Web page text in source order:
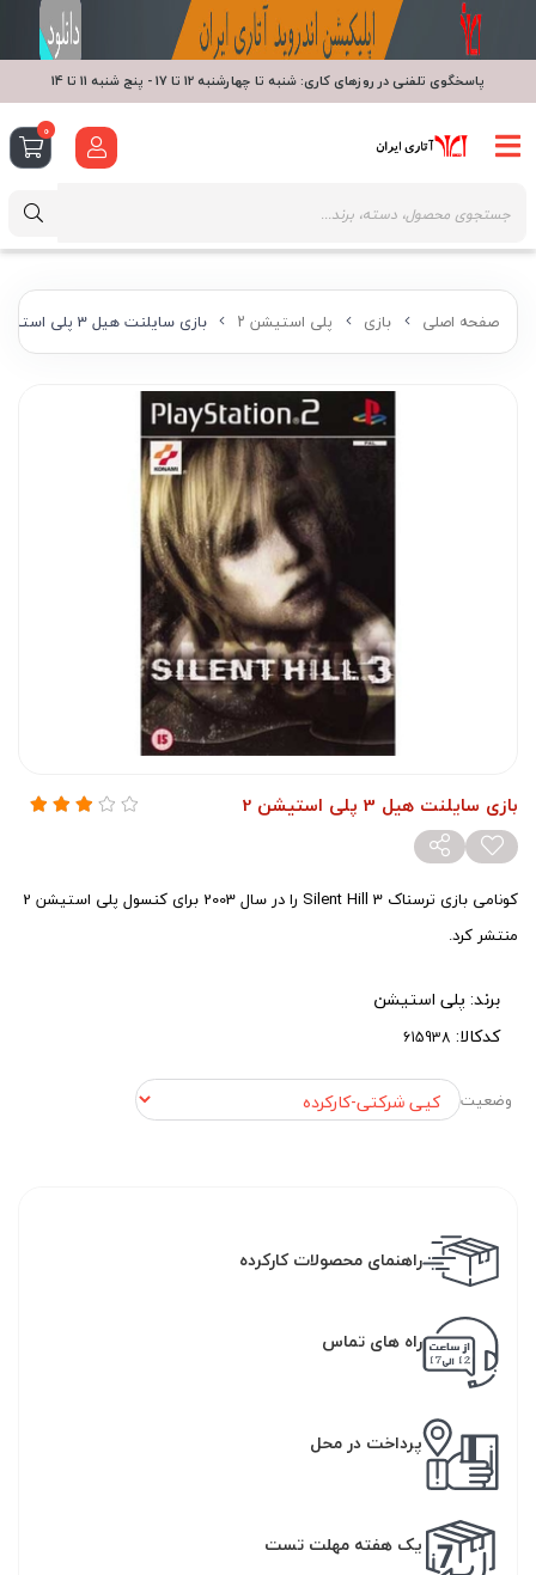
صفحه اصلی بازی پلی استیشن ۲ بازی سایلنت هیل 3 پلی استیشن 2
بازی سایلنت هیل 3 پلی استیشن 2
کونامی بازی ترسناک Silent Hill 3 را در سال 2003 برای کنسول پلی استیشن 2
منتشر کرد.
برند: پلی استیشن
کدکالا:
وضعیت
راهنمای محصولات کارکرده
راه های تماس
پرداخت در محل
یک هفته مهلت تست
پاسخگوی تلفنی در روزهای کاری: شنبه تا چهارشنبه 12 تا 17 - پنج شنبه 11 تا 14
0